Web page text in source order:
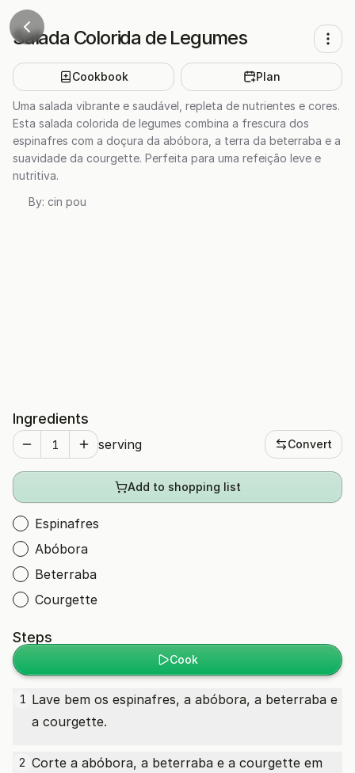
Salada Colorida de Legumes
Cookbook Plan
Uma salada vibrante e saudável, repleta de nutrientes e cores.
Esta salada colorida de legumes combina a frescura dos
espinafres com a doçura da abóbora, a terra da beterraba e a
suavidade da courgette. Perfeita para uma refeição leve e
nutritiva.
By: cin pou
Ingredients
serving Convert
Add to shopping list
Espinafres
Abóbora
Beterraba
Courgette
Steps
Cook
1 Lave bem os espinafres, a abóbora, a beterraba e
a courgette.
2 Corte a abóbora, a beterraba e a courgette em